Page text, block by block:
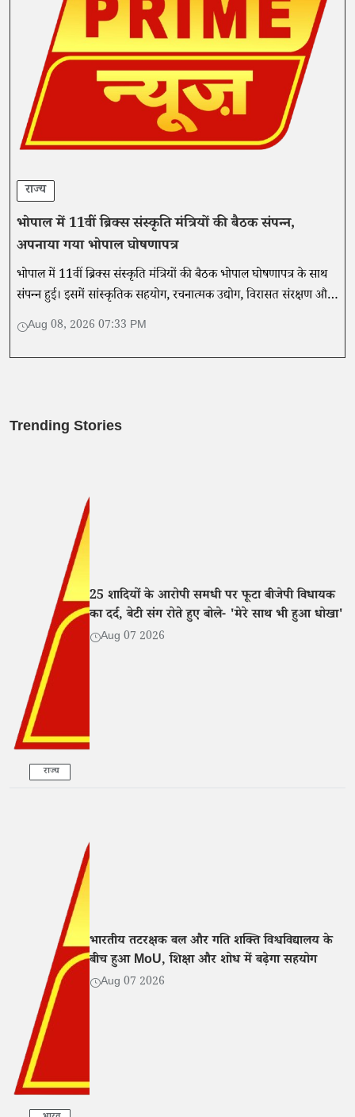
राज्य
भोपाल में 11वीं ब्रिक्स संस्कृति मंत्रियों की बैठक संपन्न,
अपनाया गया भोपाल घोषणापत्र
भोपाल में 11वीं ब्रिक्स संस्कृति मंत्रियों की बैठक भोपाल घोषणापत्र के साथ
संपन्न हुई। इसमें सांस्कृतिक सहयोग, रचनात्मक उद्योग, विरासत संरक्षण और
कलाकारों के लिए अवसरों पर जोर दिया गया।
Aug 08, 2026 07:33 PM
Trending Stories
राज्य
25 शादियों के आरोपी समधी पर फूटा बीजेपी विधायक
का दर्द, बेटी संग रोते हुए बोले- 'मेरे साथ भी हुआ धोखा'
Aug 07 2026
भारतीय तटरक्षक बल और गति शक्ति विश्वविद्यालय के
बीच हुआ MoU, शिक्षा और शोध में बढ़ेगा सहयोग
Aug 07 2026